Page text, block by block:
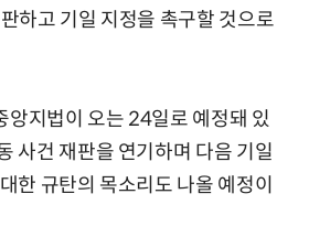
하고 기일 지정을 촉구할 것으로
앙지법이 오는 24일로 예정돼 있
사건 재판을 연기하며 다음 기일
한 규탄의 목소리도 나올 예정이